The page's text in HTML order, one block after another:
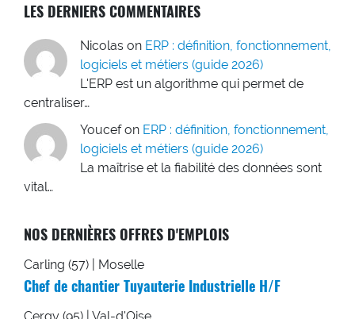
LES DERNIERS COMMENTAIRES
Nicolas on ERP : définition, fonctionnement,
logiciels et métiers (guide 2026)
L'ERP est un algorithme qui permet de
centraliser…
Youcef on ERP : définition, fonctionnement,
logiciels et métiers (guide 2026)
La maîtrise et la fiabilité des données sont
vital…
NOS DERNIÈRES OFFRES D'EMPLOIS
Carling (57) | Moselle
Chef de chantier Tuyauterie Industrielle H/F